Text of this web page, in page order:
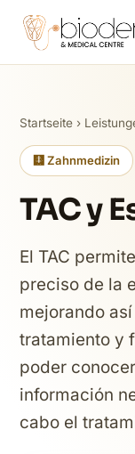
Startseite ›
🩻 Zahnmedizin
TAC y
El TAC
preciso de la
mejorando
tratamiento y
poder
información
cabo el